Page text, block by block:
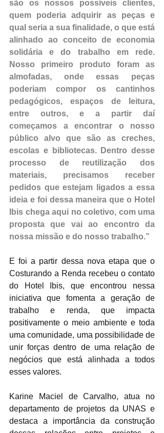
são os nossos possíveis clientes,
quem poderia adquirir as peças e
qual seria a sua finalidade, o que está
alinhado ao conceito de economia
solidária e do trabalho em rede.
Nosso primeiro produto foram as
almofadas, onde essas peças
poderiam compor os cantinhos
pedagógicos, espaços de leitura,
entre outros, e a partir daí
começamos a encontrar o nosso
público alvo que são as creches,
escolas e bibliotecas. Dentro desse
processo de reutilização dos
materiais, precisamos receber
pedidos que estejam ligados a essa
ideia e foi dessa maneira que o Hotel
Ibis chega aqui no coletivo, com uma
proposta que vai ao encontro da
nossa missão e do nosso trabalho.”
E foi a partir dessa nova etapa que o
Costurando a Renda recebeu o contato
do Hotel Ibis, que encontrou nessa
iniciativa que fomenta a geração de
trabalho e renda, que impacta
positivamente o meio ambiente e toda
uma comunidade, uma possibilidade de
unir forças dentro de uma relação de
negócios que está alinhada a todos
esses valores.
Karine Maciel de Carvalho, atua no
departamento de projetos da UNAS e
destaca a importância da construção